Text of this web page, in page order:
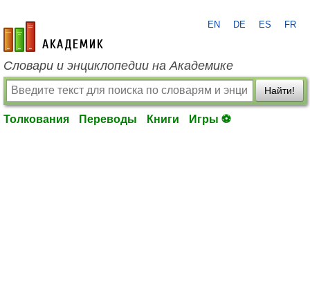
academic.ru
EN DE ES FR
Словари и энциклопедии на Академике
Найти!
Толкования Переводы Книги Игры ⚽